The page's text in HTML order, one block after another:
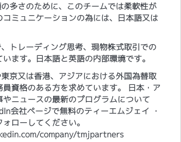
多さのために、このチームでは柔軟性が
コミュニケーションの為には、日本語又は
トレーディング思考、現物株式取引での
ます。日本語と英語の内部環境です。
京又は香港、アジアにおける外国為替取
資格のある方を求めています。 日本・ア
ニュースの最新のプログラムについて
会社ページで無料のティーエムジェイ ・
ローしてください。
company/tmjpartners